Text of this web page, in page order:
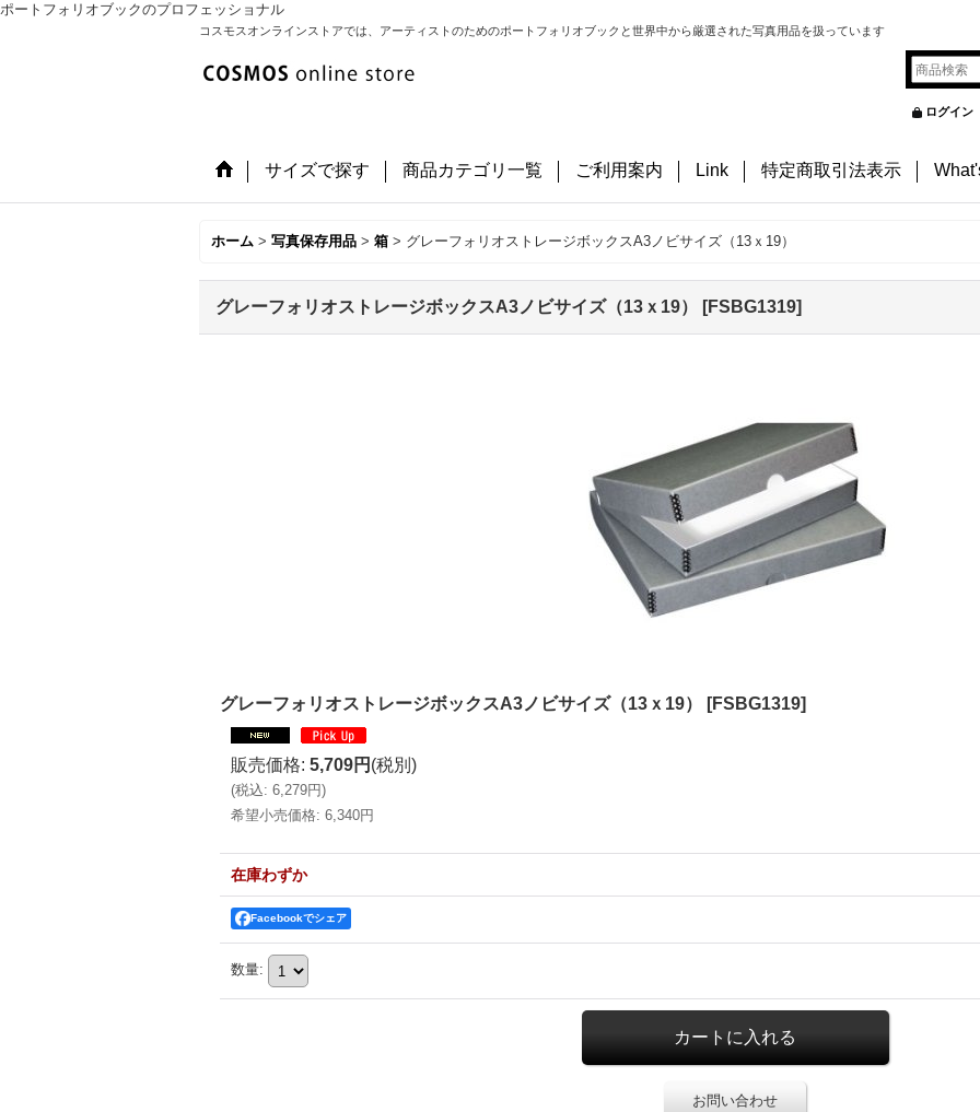
ポートフォリオブックのプロフェッショナル
コスモスオンラインストアでは、アーティストのためのポートフォリオブックと世界中から厳選された写真用品を扱っています
ログイン
サイズで探す 商品カテゴリ一覧 ご利用案内 Link 特定商取引法表示
ホーム > 写真保存用品 > 箱 > グレーフォリオストレージボックスA3ノビサイズ（13ｘ19）
グレーフォリオストレージボックスA3ノビサイズ（13ｘ19） [FSBG1319]
グレーフォリオストレージボックスA3ノビサイズ（13ｘ19） [FSBG1319]
販売価格: 5,709円 (税別)
(税込: 6,279円)
希望小売価格: 6,340円
在庫わずか
Facebookでシェア
数量:
お問い合わせ